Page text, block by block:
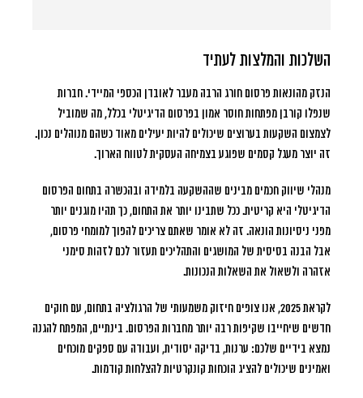
השלכות והמלצות לעתיד
הנזק מהונאות פרסום חורג הרבה מעבר לאובדן הכספי המיידי. חברות
שנפלו קורבן מפתחות חוסר אמון בפרסום הדיגיטלי בכלל, מה שמוביל
לצמצום השקעות בערוצים שיכולים להיות יעילים מאוד כשהם מנוהלים נכון.
זה יוצר מעגל קסמים שפוגע בצמיחה העסקית לטווח הארוך.
מנהלי שיווק חכמים מבינים שההשקעה בלמידה ובהכשרה בתחום הפרסום
הדיגיטלי היא קריטית.ככל שתבינו יותר את התחום, כך תהיו מוגנים יותר
מפני ניסיונות הונאה. זה לא אומר שאתם צריכים להפוך למומחי פרסום,
אבל הבנה בסיסית של המושגים והתהליכים תעזור לכם לזהות סימני
אזהרה ולשאול את השאלות הנכונות.
לקראת 2025, אנו צופים חיזוק משמעותי של הרגולציה בתחום, עם חוקים
חדשים שיחייבו שקיפות רבה יותר מחברות הפרסום. בינתיים, המפתח להגנה
נמצא בידיים שלכם: ערנות, בדיקה יסודית, ועבודה עם ספקים מוכחים
ואמינים שיכולים להציג הוכחות קונקרטיות להצלחות קודמות.